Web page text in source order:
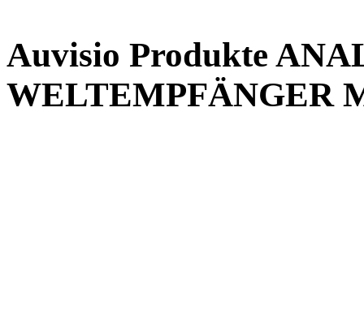
Auvisio Produkte
WELTEMPFÄNGER